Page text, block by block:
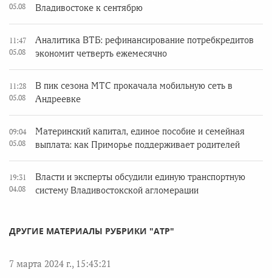
05.08
Владивостоке к сентябрю
11:47
05.08
Аналитика ВТБ: рефинансирование потребкредитов
экономит четверть ежемесячно
11:28
05.08
В пик сезона МТС прокачала мобильную сеть в
Андреевке
09:04
05.08
Материнский капитал, единое пособие и семейная
выплата: как Приморье поддерживает родителей
19:31
04.08
Власти и эксперты обсудили единую транспортную
систему Владивостокской агломерации
ДРУГИЕ МАТЕРИАЛЫ РУБРИКИ "АТР"
7 марта 2024 г., 15:43:21